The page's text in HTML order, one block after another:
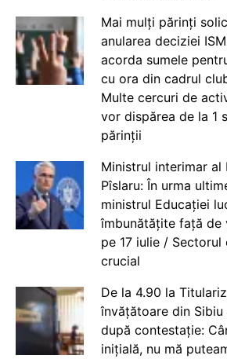
Mai mulți părinți
anularea deciziei
acorda sumele
cu ora din cadrul
Multe cercuri de
vor dispărea de la 1
părinții
Ministrul interimar al
Pîslaru: În urma
ministrul Educației
îmbunătățite față de
pe 17 iulie / Sectorul
crucial
De la 4.90 la
învățătoare din
după contestație:
inițială, nu mă